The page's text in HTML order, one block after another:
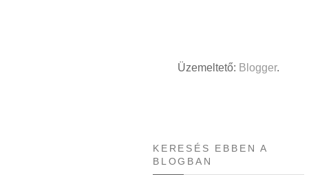
Üzemeltető: Blogger.
KERESÉS EBBEN A
BLOGBAN